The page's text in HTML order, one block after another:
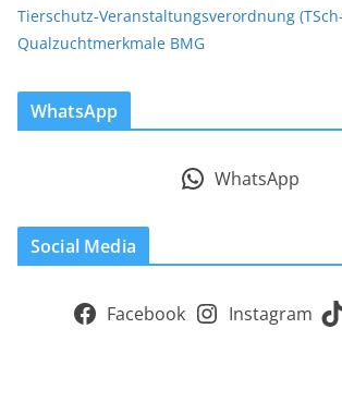
Tierschutz-Veranstaltungsverordnung
Qualzuchtmerkmale BMG
WhatsApp
WhatsApp
Social Media
Facebook Instagram